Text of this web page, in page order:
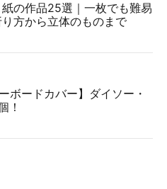
の作品25選｜一枚でも難易
方から立体のものまで
ボードカバー】ダイソー・
！